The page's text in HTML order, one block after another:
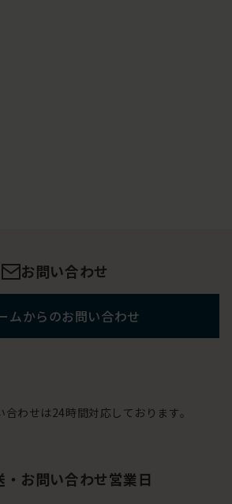
お問い合わせ
ムからのお問い合わせ
わせは24時間対応しております。
・お問い合わせ営業日